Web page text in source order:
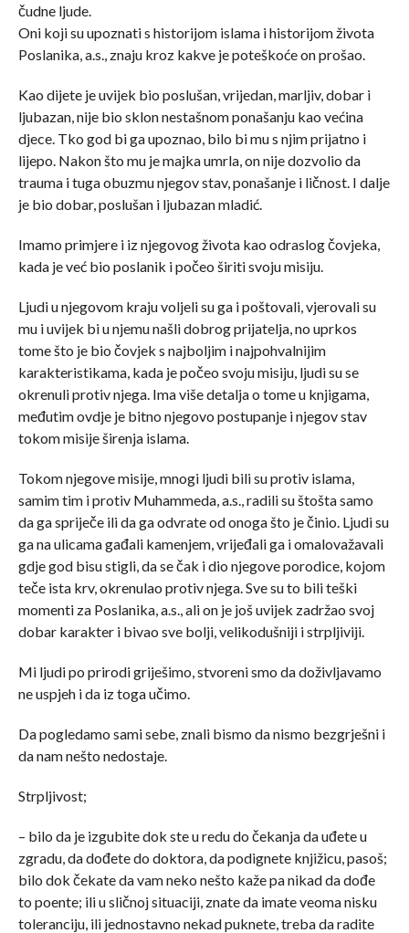
čudne ljude.
Oni koji su upoznati s historijom islama i historijom života
Poslanika, a.s., znaju kroz kakve je poteškoće on prošao.
Kao dijete je uvijek bio poslušan, vrijedan, marljiv, dobar i
ljubazan, nije bio sklon nestašnom ponašanju kao većina
djece. Tko god bi ga upoznao, bilo bi mu s njim prijatno i
lijepo. Nakon što mu je majka umrla, on nije dozvolio da
trauma i tuga obuzmu njegov stav, ponašanje i ličnost. I dalje
je bio dobar, poslušan i ljubazan mladić.
Imamo primjere i iz njegovog života kao odraslog čovjeka,
kada je već bio poslanik i počeo širiti svoju misiju.
Ljudi u njegovom kraju voljeli su ga i poštovali, vjerovali su
mu i uvijek bi u njemu našli dobrog prijatelja, no uprkos
tome što je bio čovjek s najboljim i najpohvalnijim
karakteristikama, kada je počeo svoju misiju, ljudi su se
okrenuli protiv njega. Ima više detalja o tome u knjigama,
međutim ovdje je bitno njegovo postupanje i njegov stav
tokom misije širenja islama.
Tokom njegove misije, mnogi ljudi bili su protiv islama,
samim tim i protiv Muhammeda, a.s., radili su štošta samo
da ga spriječe ili da ga odvrate od onoga što je činio. Ljudi su
ga na ulicama gađali kamenjem, vrijeđali ga i omalovažavali
gdje god bisu stigli, da se čak i dio njegove porodice, kojom
teče ista krv, okrenulao protiv njega. Sve su to bili teški
momenti za Poslanika, a.s., ali on je još uvijek zadržao svoj
dobar karakter i bivao sve bolji, velikodušniji i strpljiviji.
Mi ljudi po prirodi griješimo, stvoreni smo da doživljavamo
ne uspjeh i da iz toga učimo.
Da pogledamo sami sebe, znali bismo da nismo bezgrješni i
da nam nešto nedostaje.
Strpljivost;
– bilo da je izgubite dok ste u redu do čekanja da uđete u
zgradu, da dođete do doktora, da podignete knjižicu, pasoš;
bilo dok čekate da vam neko nešto kaže pa nikad da dođe
to poente; ili u sličnoj situaciji, znate da imate veoma nisku
toleranciju, ili jednostavno nekad puknete, treba da radite